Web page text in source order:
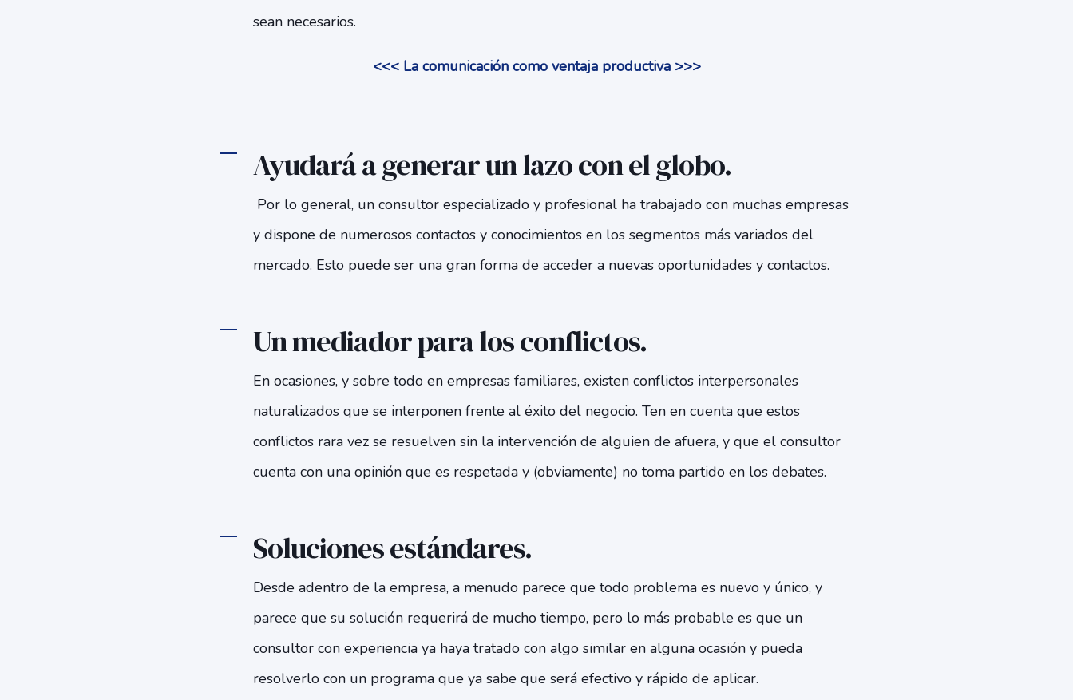
sean necesarios.
<<< La comunicación como ventaja productiva >>>
Ayudará a generar un lazo con el globo.
Por lo general, un consultor especializado y profesional ha trabajado con muchas empresas
y dispone de numerosos contactos y conocimientos en los segmentos más variados del
mercado. Esto puede ser una gran forma de acceder a nuevas oportunidades y contactos.
Un mediador para los conflictos.
En ocasiones, y sobre todo en empresas familiares, existen conflictos interpersonales
naturalizados que se interponen frente al éxito del negocio. Ten en cuenta que estos
conflictos rara vez se resuelven sin la intervención de alguien de afuera, y que el consultor
cuenta con una opinión que es respetada y (obviamente) no toma partido en los debates.
Soluciones estándares.
Desde adentro de la empresa, a menudo parece que todo problema es nuevo y único, y
parece que su solución requerirá de mucho tiempo, pero lo más probable es que un
consultor con experiencia ya haya tratado con algo similar en alguna ocasión y pueda
resolverlo con un programa que ya sabe que será efectivo y rápido de aplicar.